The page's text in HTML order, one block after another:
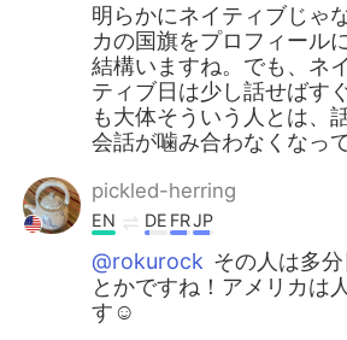
明らかにネイティブじゃ
カの国旗をプロフィール
結構いますね。でも、ネ
ティブ日は少し話せばす
も大体そういう人とは、
会話が噛み合わなくなっ
pickled-herring
EN DE FRJP
@rokurock その人は多
とかですね！アメリカは
す☺️